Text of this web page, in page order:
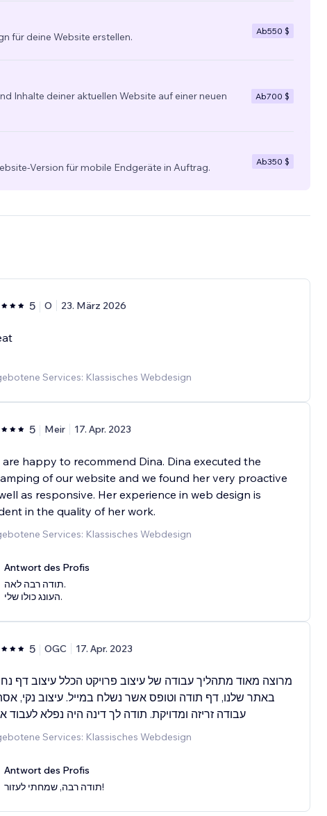
für deine Website erstellen.
Ab550 $
Inhalte deiner aktuellen Website auf einer neuen
Ab700 $
Version für mobile Endgeräte in Auftrag.
Ab350 $
5 O 23. März 2026
Services: Klassisches Webdesign
5 Meir 17. Apr. 2023
are happy to recommend Dina. Dina executed the
of our website and we found her very proactive
as responsive. Her experience in web design is
in the quality of her work.
Services: Klassisches Webdesign
Antwort des Profis
תודה רבה לאה.
העונג כולו שלי.
5 OGC 17. Apr. 2023
מרוצה מאוד מתהליך עבודה של עיצוב פרויקט הכלל עיצוב דף
באתר שלנו, דף תודה וטופס אשר נשלח במייל. עיצוב נקי,
עבודה זריזה ומדויקת. תודה לך דינה היה נפלא לעבוד
Services: Klassisches Webdesign
Antwort des Profis
תודה רבה, שמחתי לעזור!